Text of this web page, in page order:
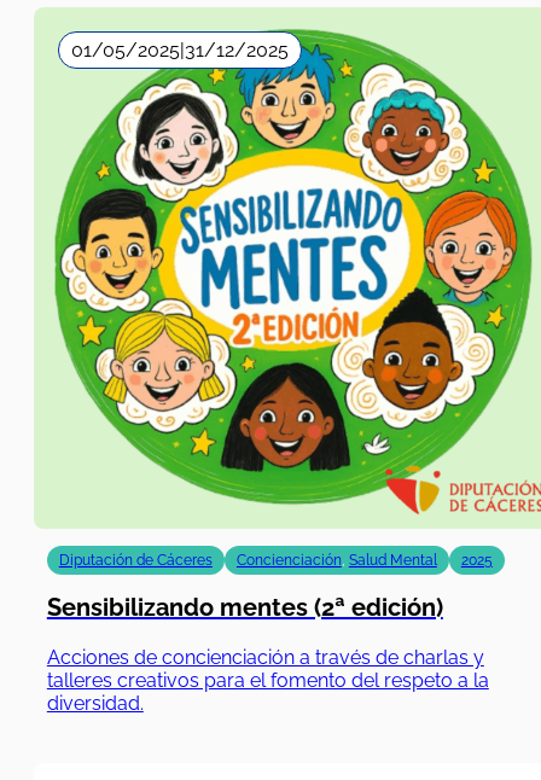
01/05/2025 31/12/2025
Diputación de Cáceres Concienciación, Salud Mental 2025
Sensibilizando mentes (2ª edición)
Acciones de concienciación a través de charlas y
talleres creativos para el fomento del respeto a la
diversidad.